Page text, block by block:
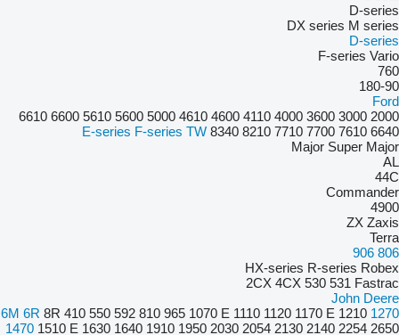
D-series
DX series M series
D-series
F-series Vario
760
180-90
Ford
2000
3000
3600
4000
4110
4600
4610
5000
5600
5610
6600
6610
6640
7610
7700
7710
8210
8340
E-series F-series TW
Major Super Major
AL
44C
Commander
4900
ZX Zaxis
Terra
806
906
HX-series R-series Robex
2CX 4CX 530 531 Fastrac
John Deere
6M 6R 8R 410 550 592 810 965 1070 E 1110 1120 1170 E 1210 1270
1470 1510 E 1630 1640 1910 1950 2030 2054 2130 2140 2254 2650